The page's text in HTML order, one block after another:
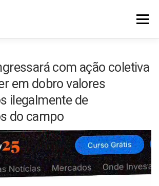
Menu
VALORES FILIE-SE
com ação coletiva
em dobro valores
ilegalmente de
do campo